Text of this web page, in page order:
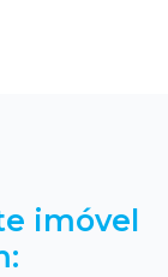
imóvel